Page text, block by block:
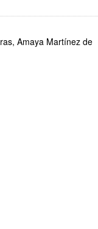
Amaya Martínez de